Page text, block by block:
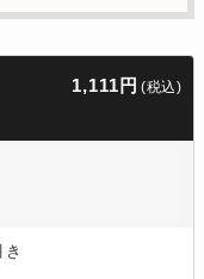
1,111円 (税込)
き